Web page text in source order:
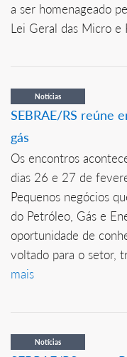
a ser homenageado
Lei Geral das Micro e
Notícias
SEBRAE/RS reúne
gás
Os encontros
dias 26 e 27 de
Pequenos negócios
do Petróleo, Gás e
oportunidade de
voltado para o setor,
mais
Notícias